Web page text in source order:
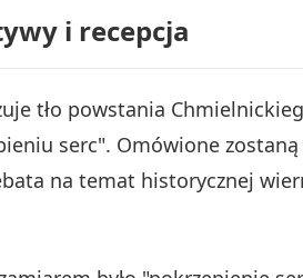
i recepcja
tło powstania
serc". Omówione
na temat historycznej